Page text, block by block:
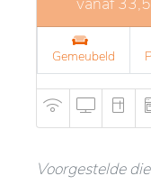
Gemeubeld
Voorgestelde